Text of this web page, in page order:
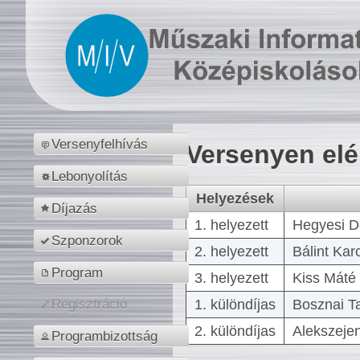
Versenyfelhívás
Lebonyolítás
Díjazás
Szponzorok
Program
Regisztráció
Programbizottság
Versenyen
Helyezések
1. helyezett
Hegyesi
2. helyezett
Bálint
3. helyezett
Kiss
1. különdíjas
Bosznai
2. különdíjas